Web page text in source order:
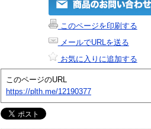
このページを印刷する
メールでURLを送る
お気に入りに追加する
このページのURL
https://plth.me/12190377